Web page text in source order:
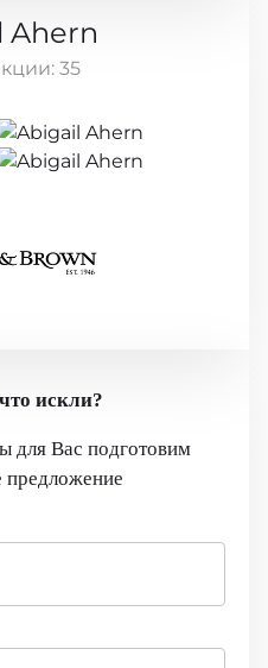
Ahern
35
искли?
для Вас подготовим
предложение